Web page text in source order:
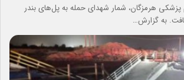
پزشکی هرمزگان، شمار شهدای حمله به پل‌های بندر